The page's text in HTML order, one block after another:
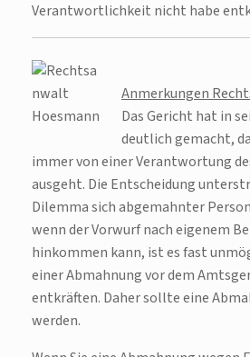
Verantwortlichkeit nicht habe
Anmerkungen
Das Gericht hat in
deutlich gemacht,
immer von einer Verantwortung
ausgeht. Die Entscheidung
Dilemma sich abgemahnter
wenn der Vorwurf nach eigenem
hinkommen kann, ist es fast
einer Abmahnung vor dem
entkräften. Daher sollte eine
werden.